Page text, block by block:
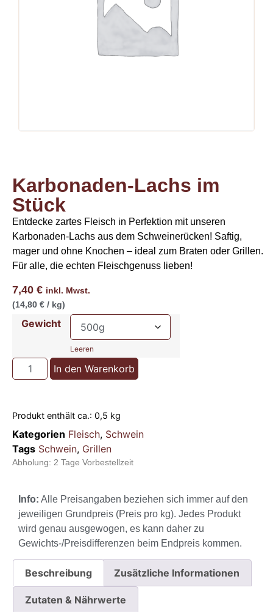
Karbonaden-Lachs im
Stück
Entdecke zartes Fleisch in Perfektion mit unseren
Karbonaden-Lachs aus dem Schweinerücken! Saftig,
mager und ohne Knochen – ideal zum Braten oder Grillen.
Für alle, die echten Fleischgenuss lieben!
7,40 € inkl. Mwst.
(14,80 € / kg)
Gewicht
Leeren
In den Warenkorb
Produkt enthält ca.: 0,5 kg
Kategorien Fleisch, Schwein
Tags Schwein, Grillen
Abholung: 2 Tage Vorbestellzeit
Info: Alle Preisangaben beziehen sich immer auf den
jeweiligen Grundpreis (Preis pro kg). Jedes Produkt
wird genau ausgewogen, es kann daher zu
Gewichts-/Preisdifferenzen beim Endpreis kommen.
Beschreibung Zusätzliche Informationen
Zutaten & Nährwerte